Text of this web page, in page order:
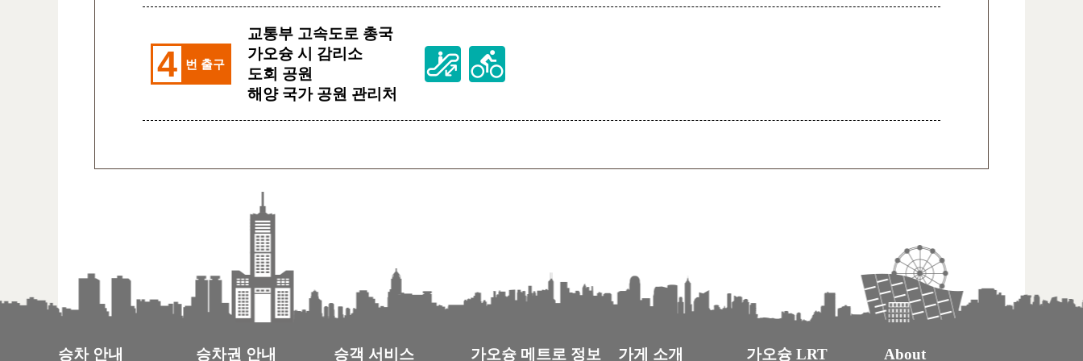
4 번 출구
교통부 고속도로 총국
가오슝 시 감리소
도회 공원
해양 국가 공원 관리처
승차 안내 승차권 안내 승객 서비스 가오슝 메트로 정보 가게 소개 가오슝 LRT About